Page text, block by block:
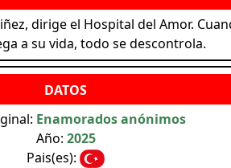
dirige el Hospital del Amor.
a su vida, todo se descontrola.
Enamorados anónimos
Año: 2025
Pais(es):